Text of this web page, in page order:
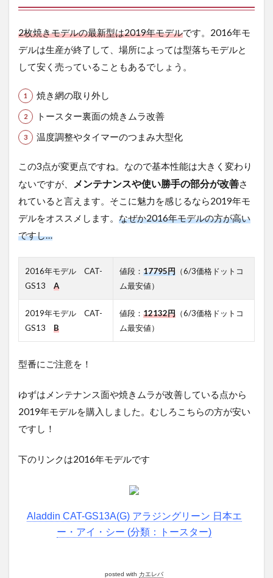
さい
2枚焼きモデルの最新型は2019年モデルです。2016年モ
デルは生産が終了して、場所によっては型落ちモデルと
して安く売っていることもあるでしょう。
焼き網の取り外し
トースター裏面の焼きムラ改善
温度調整やタイマーのつまみ大型化
この3点が変更点ですね。なので基本性能は大きく変わり
ないですが、
メンテナンスや使い勝手の部分が改善さ
れていると言えます。そこに魅力を感じるなら2019年モ
デルをオススメします。 なぜか2016年モデルの方が高い
ですし…
2016年モデル CAT-
GS13 A
値段： 17795円 （6/3価格ドットコ
ム最安値）
2019年モデル CAT-
GS13 B
値段： 12132円 （6/3価格ドットコ
ム最安値）
型番にご注意を！
ゆずはメンテナンス面や焼きムラが改善している点から
2019年モデルを購入しました。むしろこちらの方が安い
ですし！
下のリンクは2016年モデルです
Aladdin CAT-GS13A(G) アラジングリーン 日本エ
ー・アイ・シー (分類：トースター)
posted with カエレバ